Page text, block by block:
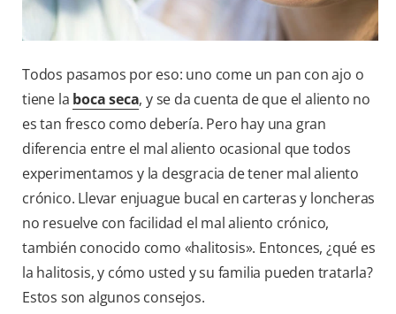
Todos pasamos por eso: uno come un pan con ajo o
tiene la boca seca, y se da cuenta de que el aliento no
es tan fresco como debería. Pero hay una gran
diferencia entre el mal aliento ocasional que todos
experimentamos y la desgracia de tener mal aliento
crónico. Llevar enjuague bucal en carteras y loncheras
no resuelve con facilidad el mal aliento crónico,
también conocido como «halitosis». Entonces, ¿qué es
la halitosis, y cómo usted y su familia pueden tratarla?
Estos son algunos consejos.